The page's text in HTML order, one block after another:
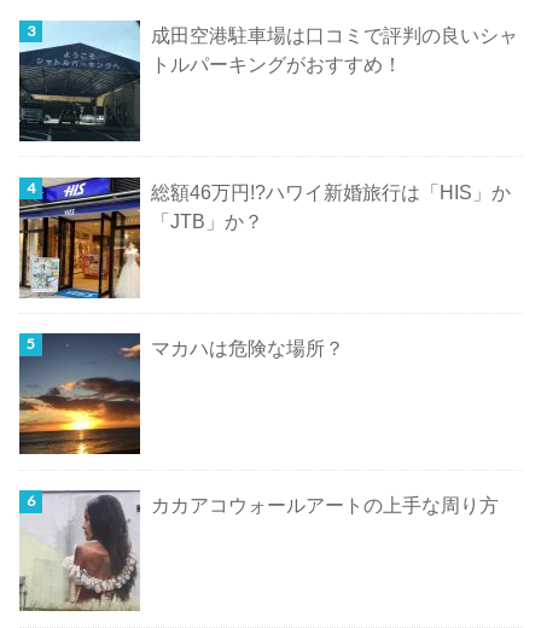
成田空港駐車場は口コミで評判の良いシャ
トルパーキングがおすすめ！
総額46万円!?ハワイ新婚旅行は「HIS」か
「JTB」か？
マカハは危険な場所？
カカアコウォールアートの上手な周り方